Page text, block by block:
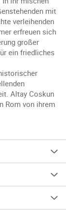
mit
verleihenden
erfreuen sich
großer
ein friedliches
Altay Coskun
Rom von ihrem